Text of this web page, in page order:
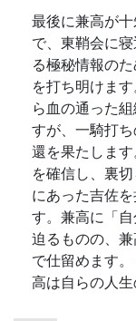
最後に兼高が
で、東鞘会に
る極秘情報の
を打ち明けま
ら血の通った
すが、一騎打
還を果たしま
を確信し、裏
にあった吉佐
す。兼高に「
迫るものの、
で仕留めます
高は自らの人生